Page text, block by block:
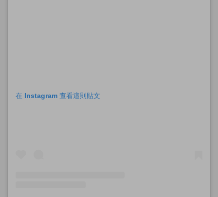
在 Instagram 查看這則貼文